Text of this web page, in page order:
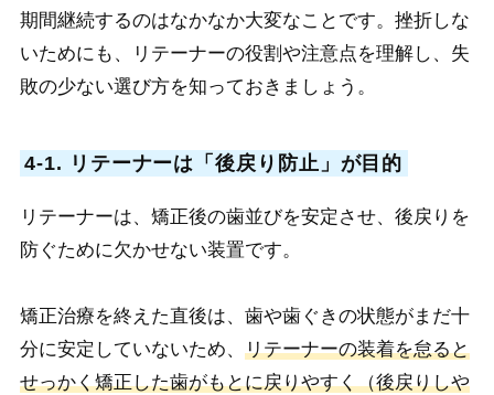
期間継続するのはなかなか大変なことです。挫折しな
いためにも、リテーナーの役割や注意点を理解し、失
敗の少ない選び方を知っておきましょう。
4-1. リテーナーは「後戻り防止」が目的
リテーナーは、矯正後の歯並びを安定させ、後戻りを
防ぐために欠かせない装置です。
矯正治療を終えた直後は、歯や歯ぐきの状態がまだ十
分に安定していないため、 リテーナーの装着を怠ると
せっかく矯正した歯がもとに戻りやすく（後戻りしや